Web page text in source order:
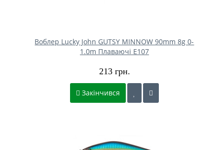
Воблер Lucky John GUTSY MINNOW 90mm 8g 0-
1.0m Плаваючі E107
213 грн.
Закінчився